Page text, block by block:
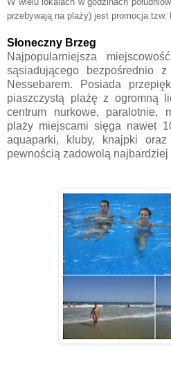
przebywają na plaży) jest promocja tzw.
Słoneczny Brzeg
Najpopularniejsza
sąsiadującego bezpośrednio
Nessebarem. Posiada
piaszczystą plażę z ogromną
centrum nurkowe, paralotnie,
plaży miejscami sięga nawet
aquaparki, kluby, knajpki
pewnością zadowolą